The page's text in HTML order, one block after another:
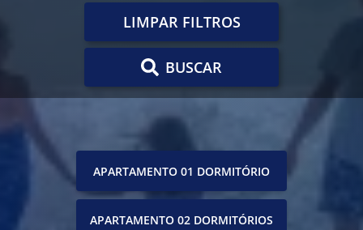
LIMPAR FILTROS
BUSCAR
APARTAMENTO 01 DORMITÓRIO
APARTAMENTO 02 DORMITÓRIOS